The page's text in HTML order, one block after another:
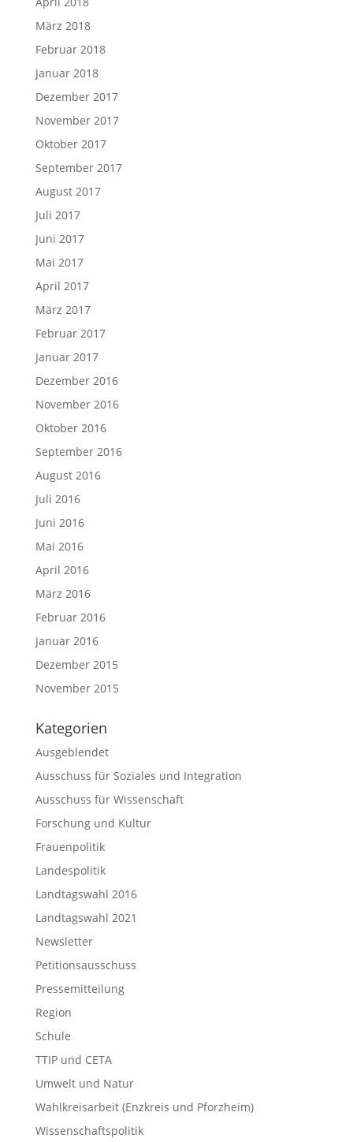
März 2018
Februar 2018
Januar 2018
Dezember 2017
November 2017
Oktober 2017
September 2017
August 2017
Juli 2017
Juni 2017
Mai 2017
April 2017
März 2017
Februar 2017
Januar 2017
Dezember 2016
November 2016
Oktober 2016
September 2016
August 2016
Juli 2016
Juni 2016
Mai 2016
April 2016
März 2016
Februar 2016
Januar 2016
Dezember 2015
November 2015
Kategorien
Ausgeblendet
Ausschuss für Soziales und Integration
Ausschuss für Wissenschaft
Forschung und Kultur
Frauenpolitik
Landespolitik
Landtagswahl 2016
Landtagswahl 2021
Newsletter
Petitionsausschuss
Pressemitteilung
Region
Schule
TTIP und CETA
Umwelt und Natur
Wahlkreisarbeit (Enzkreis und Pforzheim)
Wissenschaftspolitik